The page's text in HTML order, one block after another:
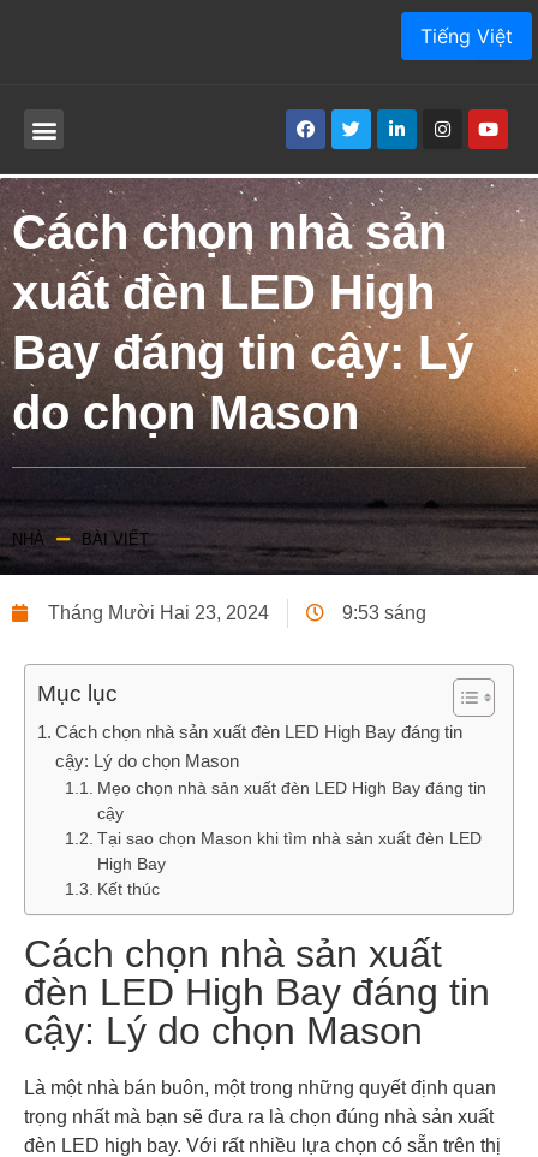
Cách chọn nhà sản
xuất đèn LED High
Bay đáng tin cậy: Lý
do chọn Mason
NHÀ BÀI VIẾT
Tháng Mười Hai 23, 2024 9:53 sáng
Mục lục
Cách chọn nhà sản xuất đèn LED High Bay đáng tin
cậy: Lý do chọn Mason
Mẹo chọn nhà sản xuất đèn LED High Bay đáng tin
cậy
Tại sao chọn Mason khi tìm nhà sản xuất đèn LED
High Bay
Kết thúc
Cách chọn nhà sản xuất
đèn LED High Bay đáng tin
cậy: Lý do chọn Mason
Là một nhà bán buôn, một trong những quyết định quan
trọng nhất mà bạn sẽ đưa ra là chọn đúng nhà sản xuất
đèn LED high bay. Với rất nhiều lựa chọn có sẵn trên thị
Tiếng Việt